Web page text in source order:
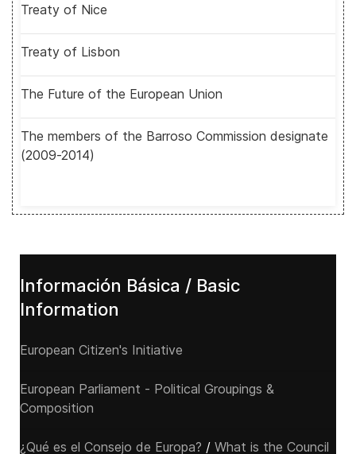
Treaty of Nice
Treaty of Lisbon
The Future of the European Union
The members of the Barroso Commission designate
(2009-2014)
Información Básica / Basic
Information
European Citizen's Initiative
European Parliament - Political Groupings &
Composition
¿Qué es el Consejo de Europa? / What is the Council